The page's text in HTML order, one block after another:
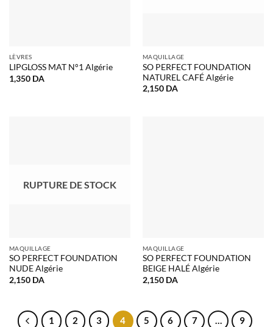
LÈVRES
LIPGLOSS MAT N°1 Algérie
1,350 DA
MAQUILLAGE
SO PERFECT FOUNDATION
NATUREL CAFÉ Algérie
2,150 DA
RUPTURE DE STOCK
MAQUILLAGE
SO PERFECT FOUNDATION
NUDE Algérie
2,150 DA
MAQUILLAGE
SO PERFECT FOUNDATION
BEIGE HALÉ Algérie
2,150 DA
1 2 3 4 5 6 7 …
9